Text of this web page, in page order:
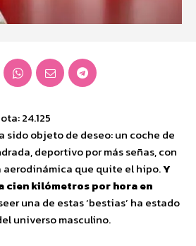
24.125
sido objeto de deseo: un coche de
deportivo por más señas, con
aerodinámica que quite el hipo.Y
cien kilómetros por hora en
una de estas ‘bestias’ ha estado
universo masculino.